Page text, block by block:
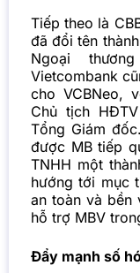
Tiếp theo là
đã đổi tên
Ngoại
Vietcombank
cho VCBNeo,
Chủ tịch
Tổng Giám
được MB tiếp
TNHH một
hướng tới mục
an toàn và bền
hỗ trợ MBV
Đẩy mạnh số